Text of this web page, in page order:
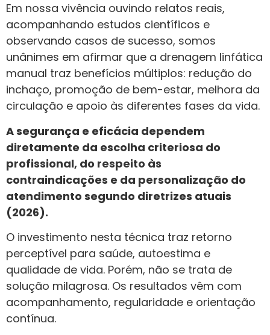
Em nossa vivência ouvindo relatos reais,
acompanhando estudos científicos e
observando casos de sucesso, somos
unânimes em afirmar que a drenagem linfática
manual traz benefícios múltiplos: redução do
inchaço, promoção de bem-estar, melhora da
circulação e apoio às diferentes fases da vida.
A segurança e eficácia dependem
diretamente da escolha criteriosa do
profissional, do respeito às
contraindicações e da personalização do
atendimento segundo diretrizes atuais
(2026).
O investimento nesta técnica traz retorno
perceptível para saúde, autoestima e
qualidade de vida. Porém, não se trata de
solução milagrosa. Os resultados vêm com
acompanhamento, regularidade e orientação
contínua.